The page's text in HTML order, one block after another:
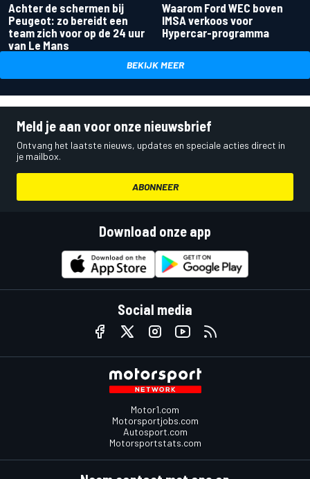
Achter de schermen bij
Peugeot: zo bereidt een
team zich voor op de 24 uur
van Le Mans
Waarom Ford WEC boven
IMSA verkoos voor
Hypercar-programma
BEKIJK MEER
Meld je aan voor onze nieuwsbrief
Ontvang het laatste nieuws, updates en speciale acties direct in
je mailbox.
ABONNEER
Download onze app
Social media
Motor1.com
Motorsportjobs.com
Autosport.com
Motorsportstats.com